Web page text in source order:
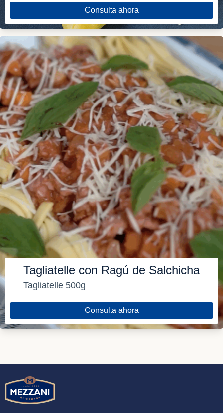
Consulta ahora
Tagliatelle con Ragú de Salchicha
Tagliatelle 500g
Consulta ahora